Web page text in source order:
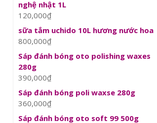
nghệ nhật 1L
120,000₫
sữa tắm uchido 10L hương nước hoa
800,000₫
Sáp đánh bóng oto polishing waxes
280g
390,000₫
Sáp đánh bóng poli waxse 280g
360,000₫
Sáp đánh bóng oto soft 99 500g